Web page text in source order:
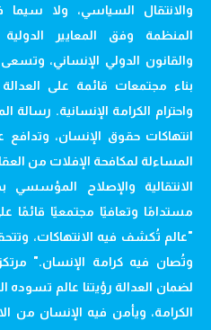
والانتقال السياسي، ولا
المنظمة وفق المعايير
والقانون الدولي الإنساني،
بناء مجتمعات قائمة على
واحترام الكرامة الإنسانية.
انتهاكات حقوق الإنسان، وتدافع
المساءلة لمكافحة الإفلات من
الانتقالية والإصلاح
مستدامًا وتعافيًا مجتمعيًا قائمًا
"عالم تُكشف فيه الانتهاكات،
وتُصان فيه كرامة الإنسان."
لضمان العدالة رؤيتنا عالم تسوده
الكرامة، ويأمن فيه الإنسان من